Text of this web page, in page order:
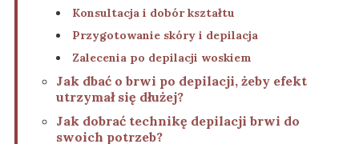
Konsultacja i dobór kształtu
Przygotowanie skóry i depilacja
Zalecenia po depilacji woskiem
Jak dbać o brwi po depilacji, żeby efekt
utrzymał się dłużej?
Jak dobrać technikę depilacji brwi do
swoich potrzeb?